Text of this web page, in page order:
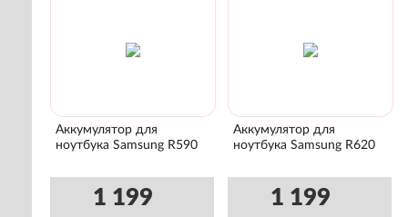
Аккумулятор для
ноутбука Samsung R590
1 199
Аккумулятор для
ноутбука Samsung R620
1 199